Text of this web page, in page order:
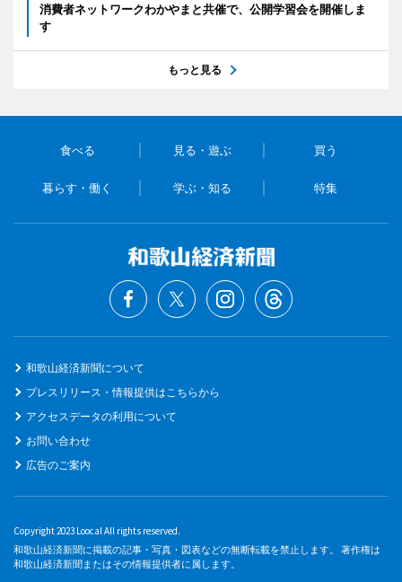
消費者ネットワークわかやまと共催で、公開学習会を開催しま
す
もっと見る
食べる 見る・遊ぶ 買う
暮らす・働く 学ぶ・知る 特集
和歌山経済新聞について
プレスリリース・情報提供はこちらから
アクセスデータの利用について
お問い合わせ
広告のご案内
Copyright 2023 Loocal All rights reserved.
和歌山経済新聞に掲載の記事・写真・図表などの無断転載を禁止します。 著作権は
和歌山経済新聞またはその情報提供者に属します。